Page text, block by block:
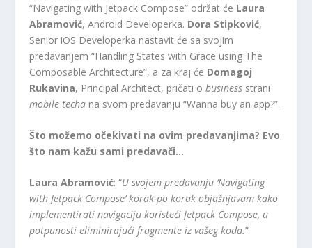
“Navigating with Jetpack Compose” održat će Laura
Abramović, Android Developerka. Dora Stipković,
Senior iOS Developerka nastavit će sa svojim
predavanjem “Handling States with Grace using The
Composable Architecture”, a za kraj će Domagoj
Rukavina, Principal Architect, pričati obusiness strani
mobile techa na svom predavanju “Wanna buy an app?”.
Što možemo očekivati na ovim predavanjima? Evo
što nam kažu sami predavači…
Laura Abramović: “U svojem predavanju ‘Navigating
with Jetpack Compose’ korak po korak objašnjavam kako
implementirati navigaciju koristeći Jetpack Compose, u
potpunosti eliminirajući fragmente iz vašeg koda.”